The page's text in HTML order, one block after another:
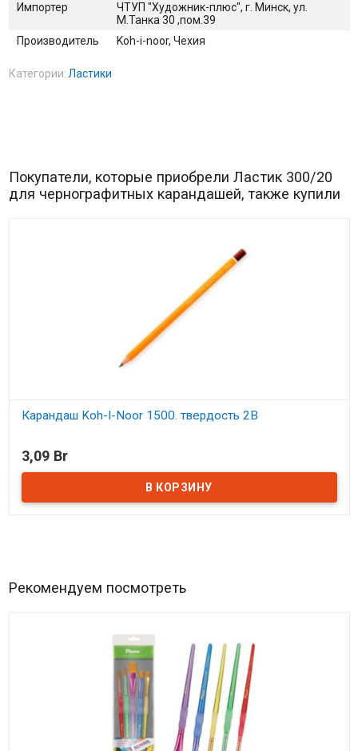
Импортер
ЧТУП "Художник-плюс", г. Минск, ул.
М.Танка 30 ,пом.39
Производитель
Koh-i-noor, Чехия
Категории:Ластики
Покупатели, которые приобрели Ластик 300/20
для чернографитных карандашей, также купили
Карандаш Koh-I-Noor 1500. твердость 2B
3,09 Br
Рекомендуем посмотреть